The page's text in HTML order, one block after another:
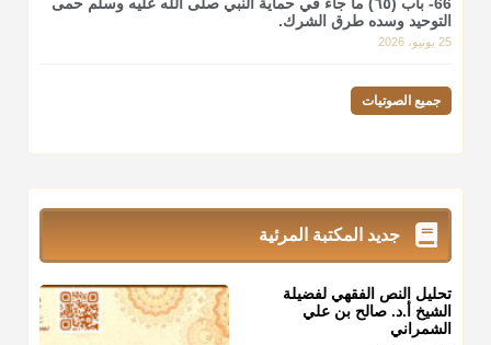
التوحيد وسده طرق الشرك.
25 يونيو، 2026
جميع الصوتيات
جديد المكتبة المرئية
تحليل النص الفقهي لفضيلة
الشيخ أ.د. صالح بن علي
الشمراني